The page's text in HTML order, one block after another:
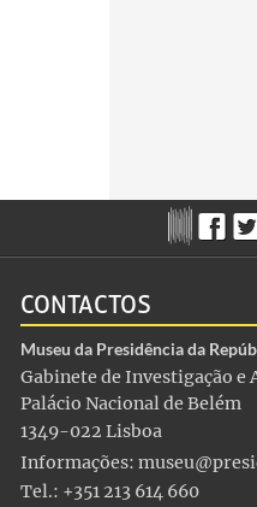
CONTACTOS
Museu da Presidência da
Gabinete de Investigação e
Palácio Nacional de Belém
1349-022 Lisboa
Informações:
Tel.: +351 213 614 660